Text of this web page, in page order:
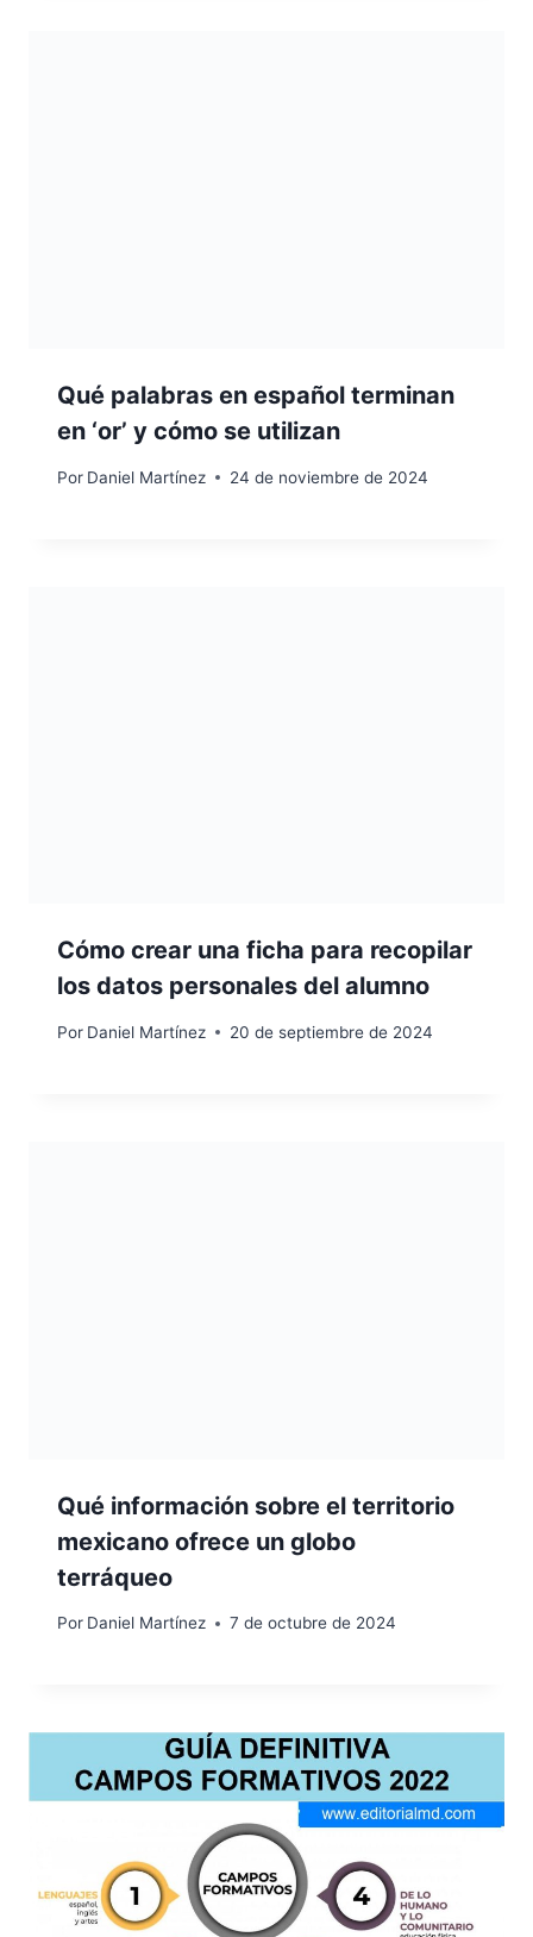
Qué palabras en español terminan
en ‘or’ y cómo se utilizan
Por Daniel Martínez 24 de noviembre de 2024
Cómo crear una ficha para recopilar
los datos personales del alumno
Por Daniel Martínez 20 de septiembre de 2024
Qué información sobre el territorio
mexicano ofrece un globo
terráqueo
Por Daniel Martínez 7 de octubre de 2024